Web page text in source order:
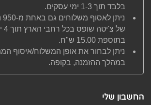
בלבד תוך 1-3 ימי עסקים.
של
בתוספת 15.00 ש"ח.
ניתן לבחור את אופן המשלוח/איסוף
במהלך ההזמנה, בקופה.
החשבון שלי